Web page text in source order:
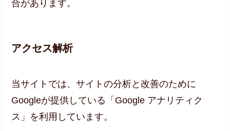
合があります。
アクセス解析
当サイトでは、サイトの分析と改善のために
Googleが提供している「Google アナリティク
ス」を利用しています。